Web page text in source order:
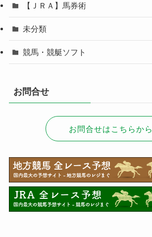
【ＪＲＡ】馬券術
未分類
競馬・競艇ソフト
お問合せ
お問合せはこちらから